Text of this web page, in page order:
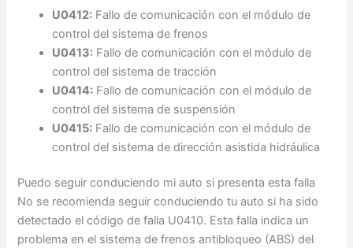
U0412: Fallo de comunicación con el módulo de
control del sistema de frenos
U0413: Fallo de comunicación con el módulo de
control del sistema de tracción
U0414: Fallo de comunicación con el módulo de
control del sistema de suspensión
U0415: Fallo de comunicación con el módulo de
control del sistema de dirección asistida hidráulica
Puedo seguir conduciendo mi auto si presenta esta falla
No se recomienda seguir conduciendo tu auto si ha sido
detectado el código de falla U0410. Esta falla indica un
problema en el sistema de frenos antibloqueo (ABS) del